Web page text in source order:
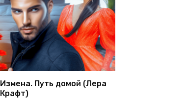
Измена. Путь домой (Лера
Крафт)